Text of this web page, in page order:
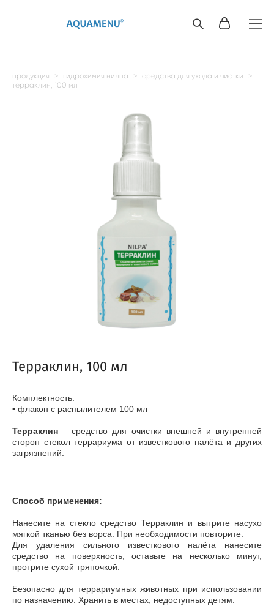
продукция > гидрохимия нилпа > средства для ухода и чистки
>
терраклин, 100 мл
Терраклин, 100 мл
Комплектность:
• флакон с распылителем 100 мл
Терраклин– средство для очистки внешней и внутренней
сторон стекол террариума от известкового налёта и других
загрязнений.
Способ применения:
Нанесите на стекло средство Терраклин и вытрите насухо
мягкой тканью без ворса. При необходимости повторите.
Для удаления сильного известкового налёта нанесите
средство на поверхность, оставьте на несколько минут,
протрите сухой тряпочкой.
Безопасно для террариумных животных при использовании
по назначению. Хранить в местах, недоступных детям.